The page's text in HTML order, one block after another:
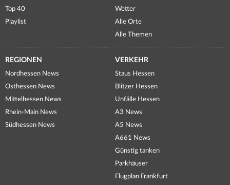
Top 40
Playlist
Wetter
Alle Orte
Alle Themen
REGIONEN
Nordhessen News
Osthessen News
Mittelhessen News
Rhein-Main News
Südhessen News
VERKEHR
Staus Hessen
Blitzer Hessen
Unfälle Hessen
A3 News
A5 News
A661 News
Günstig tanken
Parkhäuser
Flugplan Frankfurt